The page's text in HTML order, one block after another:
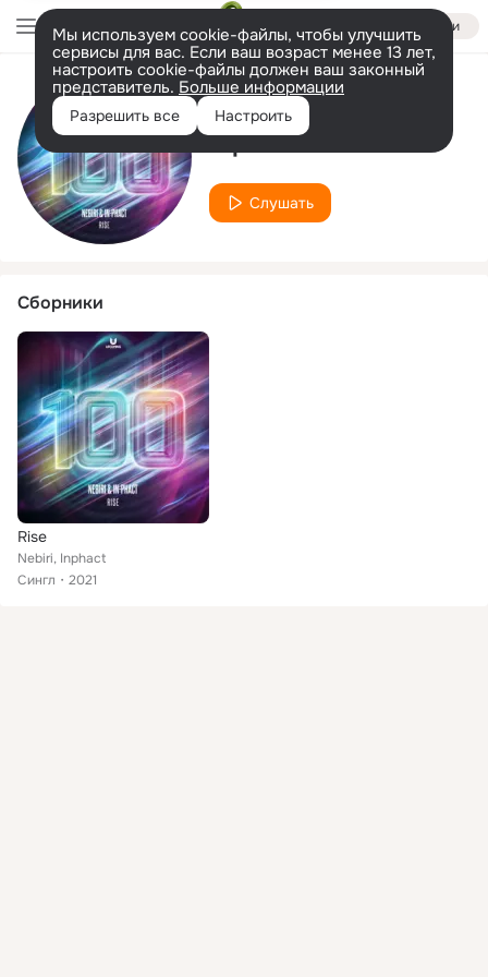
Войти
Мы используем cookie-файлы, чтобы улучшить
сервисы для вас. Если ваш возраст менее 13 лет,
настроить cookie-файлы должен ваш законный
представитель. Больше информации
Разрешить все Настроить
Исполнитель
Inphact
Слушать
Сборники
Rise
Nebiri, Inphact
Сингл
2021